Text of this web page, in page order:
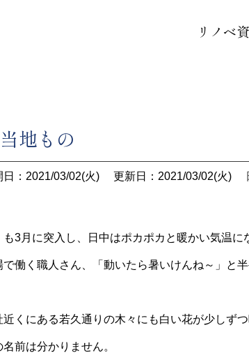
リノベ
地もの
日：2021/03/02(火) 更新日：2021/03/02(火)
も3月に突入し、日中はポカポカと暖かい気温に
で働く職人さん、「動いたら暑いけんね～」と半
近くにある若久通りの木々にも白い花が少しずつ
名前は分かりません。